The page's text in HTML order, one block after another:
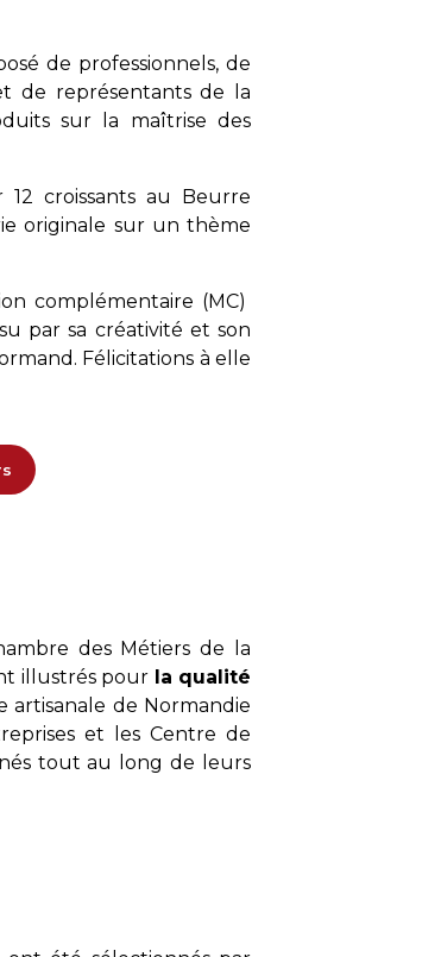
de professionnels, de
de représentants de la
sur la maîtrise des
croissants au Beurre
originale sur un thème
complémentaire (MC)
par sa créativité et son
Félicitations à elle
des Métiers de la
illustrés pour la qualité
de Normandie
et les Centre de
tout au long de leurs